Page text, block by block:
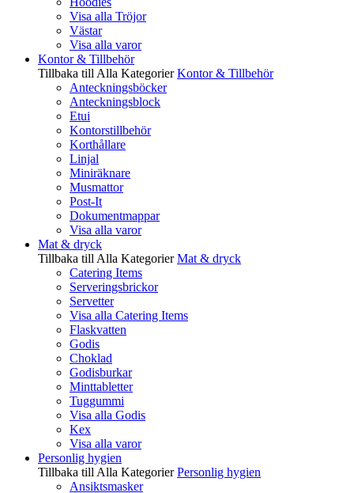
Visa alla Tröjor
Västar
Visa alla varor
Kontor & Tillbehör
Tillbaka till Alla Kategorier Kontor & Tillbehör
Anteckningsböcker
Anteckningsblock
Etui
Kontorstillbehör
Korthållare
Linjal
Miniräknare
Musmattor
Post-It
Dokumentmappar
Visa alla varor
Mat & dryck
Tillbaka till Alla Kategorier Mat & dryck
Catering Items
Serveringsbrickor
Servetter
Visa alla Catering Items
Flaskvatten
Godis
Choklad
Godisburkar
Minttabletter
Tuggummi
Visa alla Godis
Kex
Visa alla varor
Personlig hygien
Tillbaka till Alla Kategorier Personlig hygien
Ansiktsmasker